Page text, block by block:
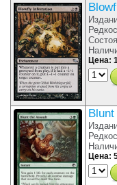
Цена:
Цена: